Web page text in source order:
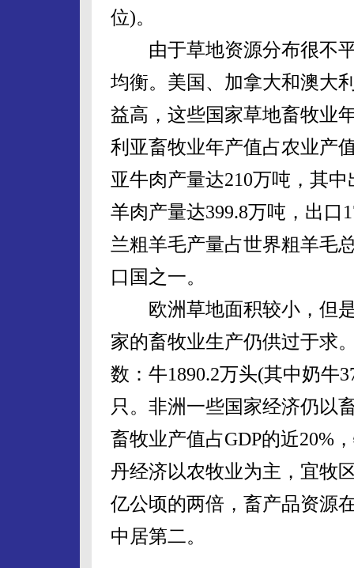
位)。
由于草地资源分布很不平
均衡。美国、加拿大和澳大
益高，这些国家草地畜牧业
利亚畜牧业年产值占农业产
亚牛肉产量达210万吨，其
羊肉产量达399.8万吨，出口
兰粗羊毛产量占世界粗羊毛
口国之一。
欧洲草地面积较小，但是
家的畜牧业生产仍供过于求
数：牛1890.2万头(其中奶牛
只。非洲一些国家经济仍以
畜牧业产值占GDP的近20%
丹经济以农牧业为主，宜牧
亿公顷的两倍，畜产品资源
中居第二。